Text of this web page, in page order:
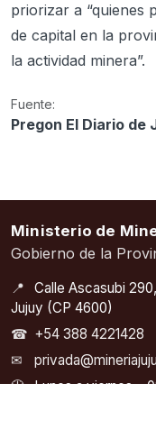
priorizar a “quienes
de capital en la
la actividad minera”.
Fuente:
Pregon El Diario de
Ministerio de
Gobierno de la
📍
Calle Ascasubi
Jujuy (CP 4600)
☎ +54 388 4221428
✉
🕘 Lunes a viernes –